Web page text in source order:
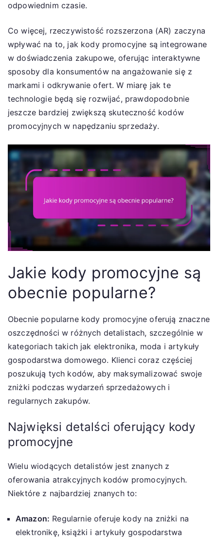
odpowiednim czasie.
Co więcej, rzeczywistość rozszerzona (AR) zaczyna
wpływać na to, jak kody promocyjne są integrowane
w doświadczenia zakupowe, oferując interaktywne
sposoby dla konsumentów na angażowanie się z
markami i odkrywanie ofert. W miarę jak te
technologie będą się rozwijać, prawdopodobnie
jeszcze bardziej zwiększą skuteczność kodów
promocyjnych w napędzaniu sprzedaży.
Jakie kody promocyjne są
obecnie popularne?
Obecnie popularne kody promocyjne oferują znaczne
oszczędności w różnych detalistach, szczególnie w
kategoriach takich jak elektronika, moda i artykuły
gospodarstwa domowego. Klienci coraz częściej
poszukują tych kodów, aby maksymalizować swoje
zniżki podczas wydarzeń sprzedażowych i
regularnych zakupów.
Najwięksi detalści oferujący kody
promocyjne
Wielu wiodących detalistów jest znanych z
oferowania atrakcyjnych kodów promocyjnych.
Niektóre z najbardziej znanych to:
Amazon: Regularnie oferuje kody na zniżki na
elektronikę, książki i artykuły gospodarstwa